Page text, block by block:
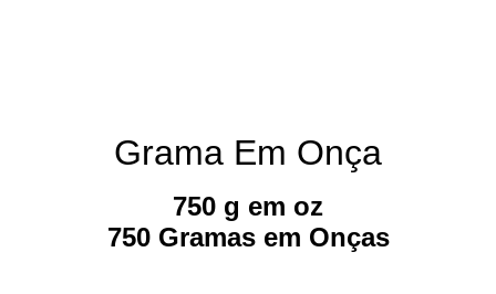
Grama Em Onça
750 g em oz
750 Gramas em Onças